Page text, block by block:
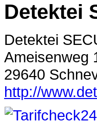
Detektei
Detektei
Ameisenweg
29640
http://